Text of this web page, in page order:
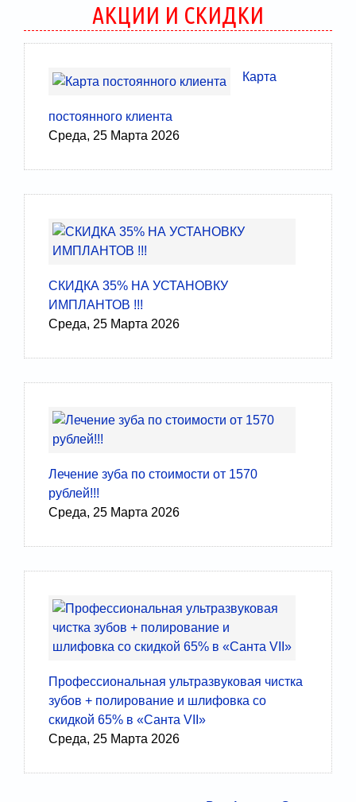
АКЦИИ И СКИДКИ
Карта
постоянного клиента
Среда, 25 Марта 2026
СКИДКА 35% НА УСТАНОВКУ
ИМПЛАНТОВ !!!
Среда, 25 Марта 2026
Лечение зуба по стоимости от 1570
рублей!!!
Среда, 25 Марта 2026
Профессиональная ультразвуковая чистка
зубов + полирование и шлифовка со
скидкой 65% в «Санта VII»
Среда, 25 Марта 2026